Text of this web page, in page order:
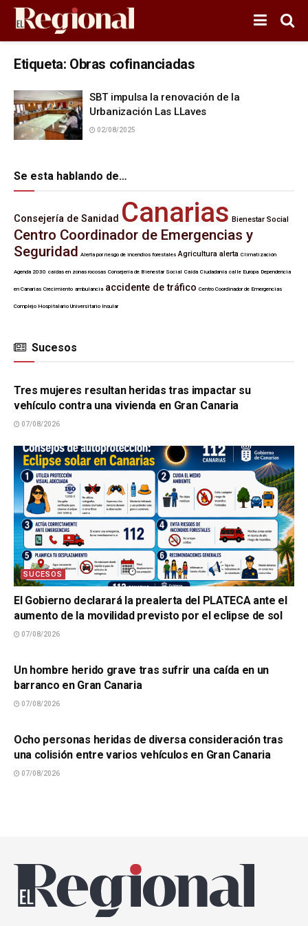
Etiqueta: Obras cofinanciadas
SBT impulsa la renovación de la
Urbanización Las LLaves
02/08/2025
Se esta hablando de…
Consejería de Sanidad Canarias Bienestar Social
Centro Coordinador de Emergencias y
Seguridad Alerta por riesgo de incendios forestales Agricultura alerta Climatización
Agenda 2030 caídas en zonas rocosas Consejería de Bienestar Social Caída Ciudadanía calle Europa Dependencia
en Canarias Crecimiento ambulancia accidente de tráfico Centro Coordinador de Emergencias
Complejo Hospitalario Universitario Insular
Sucesos
SUCESOS
Tres mujeres resultan heridas tras impactar su
vehículo contra una vivienda en Gran Canaria
07/08/2026
SUCESOS
El Gobierno declarará la prealerta del PLATECA ante el
aumento de la movilidad previsto por el eclipse de sol
07/08/2026
Un hombre herido grave tras sufrir una caída en un
barranco en Gran Canaria
07/08/2026
Ocho personas heridas de diversa consideración tras
una colisión entre varios vehículos en Gran Canaria
07/08/2026